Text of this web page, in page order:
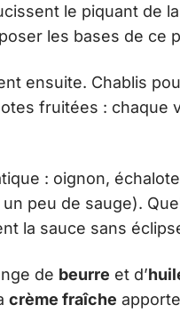
le piquant de
les bases de ce
ensuite. Chablis
fruitées : chaque
: oignon,
peu de sauge).
la sauce sans
de beurre et d’
crème fraîche